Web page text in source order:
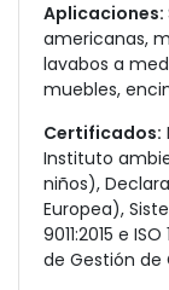
Aplicaciones:
americanas,
lavabos a
muebles,
Certificados:
Instituto
niños),
Europea),
9011:2015 e
de Gestión de